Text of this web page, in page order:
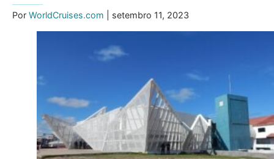
Por WorldCruises.com | setembro 11, 2023